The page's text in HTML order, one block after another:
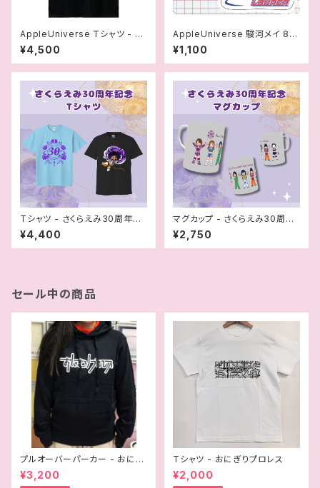
AppleUniverse Tシャツ - 駿
河メイ
¥4,500
AppleUniverse 駿河メイ 8周
年記念マルチ宇宙ステッカー
¥1,100
Tシャツ - さくらえみ30周年記
念Tシャツ
¥4,400
マグカップ - さくらえみ30周年
記念
¥2,750
セール中の商品
プルオーバーパーカー - おにぎ
りプロレス
¥3,200
Tシャツ - おにぎりプロレス
¥2,000